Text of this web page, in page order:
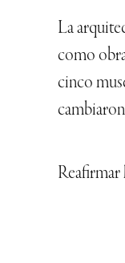
La
como
cinco
Reafirmar